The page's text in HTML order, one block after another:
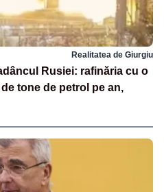
Realitatea de Giurgiu
Rusiei: rafinăria cu o
tone de petrol pe an,